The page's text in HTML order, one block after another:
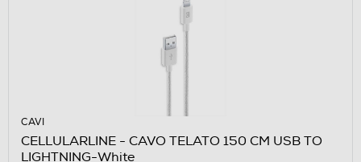
CAVI
CELLULARLINE - CAVO TELATO 150 CM USB TO
LIGHTNING-White